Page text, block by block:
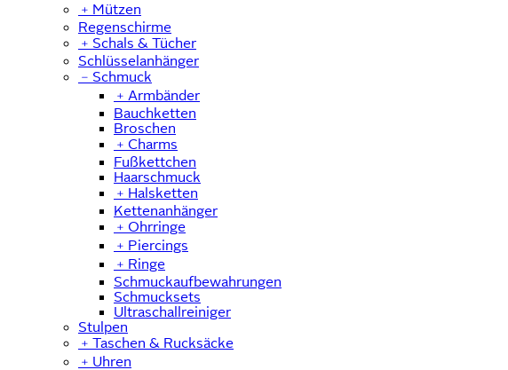
﹢ Mützen
Regenschirme
﹢ Schals & Tücher
Schlüsselanhänger
﹣ Schmuck
﹢ Armbänder
Bauchketten
Broschen
﹢ Charms
Fußkettchen
Haarschmuck
﹢ Halsketten
Kettenanhänger
﹢ Ohrringe
﹢ Piercings
﹢ Ringe
Schmuckaufbewahrungen
Schmucksets
Ultraschallreiniger
Stulpen
﹢ Taschen & Rucksäcke
﹢ Uhren